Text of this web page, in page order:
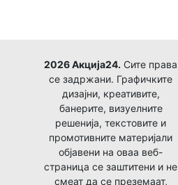
2026 Акција24. Сите права
се задржани. Графичките
дизајни, креативите,
банерите, визуелните
решенија, текстовите и
промотивните материјали
објавени на оваа веб-
страница се заштитени и не
смеат да се преземаат,